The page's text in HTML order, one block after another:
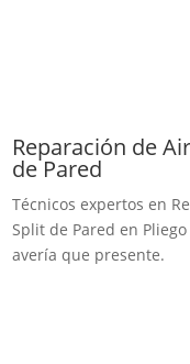
Reparación de
de Pared
Técnicos expertos en
Split de Pared en
avería que presente.